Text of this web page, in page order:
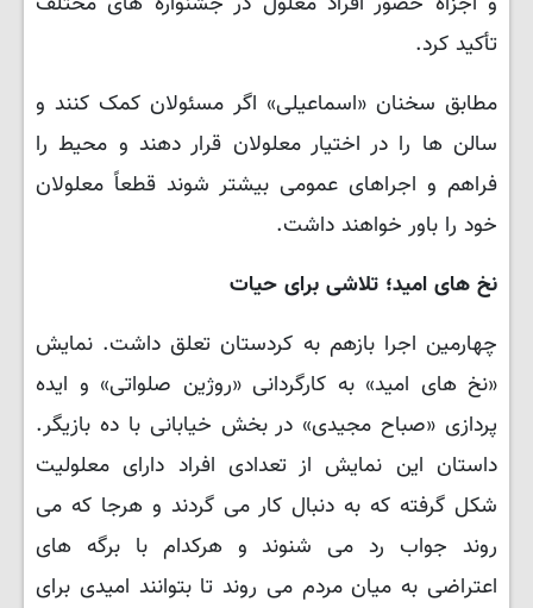
تأکید کرد.
مطابق سخنان «اسماعیلی» اگر مسئولان کمک کنند و
سالن ها را در اختیار معلولان قرار دهند و محیط را
فراهم و اجراهای عمومی بیشتر شوند قطعاً معلولان
خود را باور خواهند داشت.
نخ های امید؛ تلاشی برای حیات
چهارمین اجرا بازهم به کردستان تعلق داشت. نمایش
«نخ های امید» به کارگردانی «روژین صلواتی» و ایده
پردازی «صباح مجیدی» در بخش خیابانی با ده بازیگر.
داستان این نمایش از تعدادی افراد دارای معلولیت
شکل گرفته که به دنبال کار می گردند و هرجا که می
روند جواب رد می شنوند و هرکدام با برگه های
اعتراضی به میان مردم می روند تا بتوانند امیدی برای